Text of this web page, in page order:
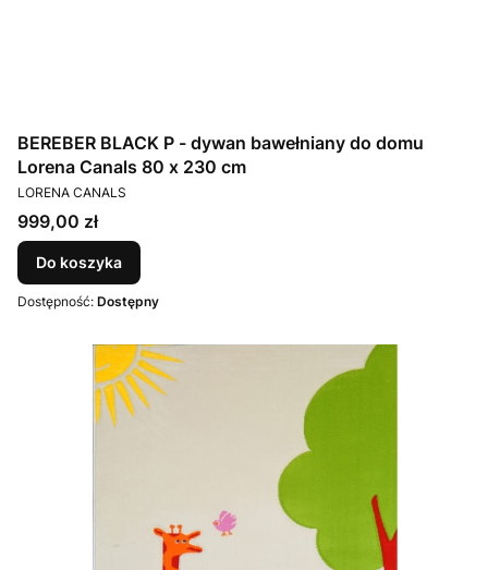
BEREBER BLACK P - dywan bawełniany do domu
Lorena Canals 80 x 230 cm
PRODUCENT
LORENA CANALS
Cena
999,00 zł
Do koszyka
Dostępność: Dostępny